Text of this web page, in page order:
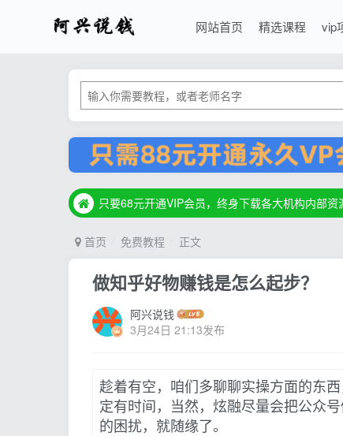
网站首页 精选课程 vip
只要68元开通VIP会员，终身下载各大机构内部
只要68元开通VIP会员，终身下载各大机构内部
只要68元开通VIP会员，终身下载各大机构内部
首页 免费教程 正文
做知乎好物赚钱是怎么起步？
阿兴说钱
3月24日 21:13发布
趁着有空，咱们多聊聊实操方面的东
定有时间，当然，炫融尽量会把公众
的困扰，就随缘了。